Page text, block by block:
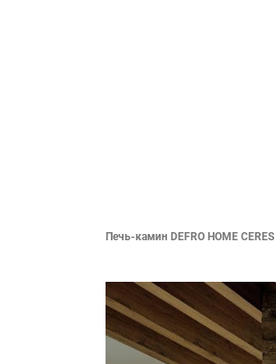
Печь-камин DEFRO HOME CERES